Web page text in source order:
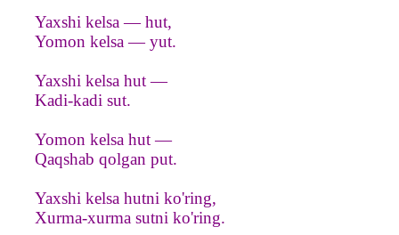
Yaxshi kelsa — hut,
Yomon kelsa — yut.
Yaxshi kelsa hut —
Kadi-kadi sut.
Yomon kelsa hut —
Qaqshab qolgan put.
Yaxshi kelsa hutni ko'ring,
Xurma-xurma sutni ko'ring.